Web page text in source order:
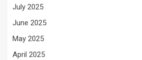
July 2025
June 2025
May 2025
April 2025